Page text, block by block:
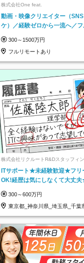
株式会社One feat.
動画・映像クリエイター（
ケ）／経験ゼロから一流へ／フ
日以上
300～1500万円
フルリモートあり
株式会社リクルートR&Dスタッフィン
クルートグループ】
ITサポート★未経験歓迎★フリ
OK!経歴は気にしなくて大丈
300～600万円
東京都_神奈川県_埼玉県_千葉
阪府…